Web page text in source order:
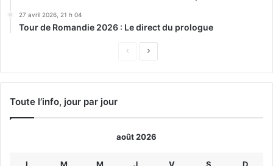
27 avril 2026, 21 h 04
Tour de Romandie 2026 : Le direct du prologue
Page
Page
Toute l’info, jour par jour
août 2026
L M M J V S D